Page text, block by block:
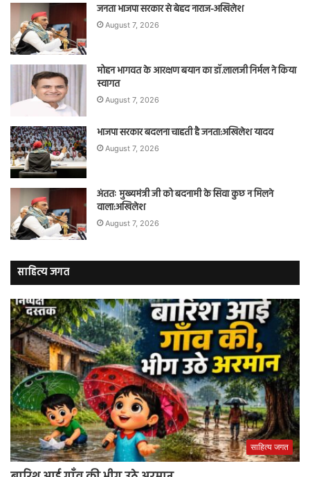
जनता भाजपा सरकार से बेहद नाराज-अखिलेश
August 7, 2026
मोहन भागवत के आरक्षण बयान का डॉ.लालजी निर्मल ने किया
स्वागत
August 7, 2026
भाजपा सरकार बदलना चाहती है जनता:अखिलेश यादव
August 7, 2026
अंततः मुख्यमंत्री जी को बदनामी के सिवा कुछ न मिलने
वाला:अखिलेश
August 7, 2026
साहित्य जगत
साहित्य जगत